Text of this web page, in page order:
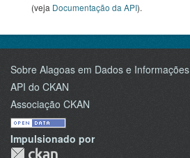
(veja Documentação da API).
Sobre Alagoas em Dados e Informações
API do CKAN
Associação CKAN
Impulsionado por